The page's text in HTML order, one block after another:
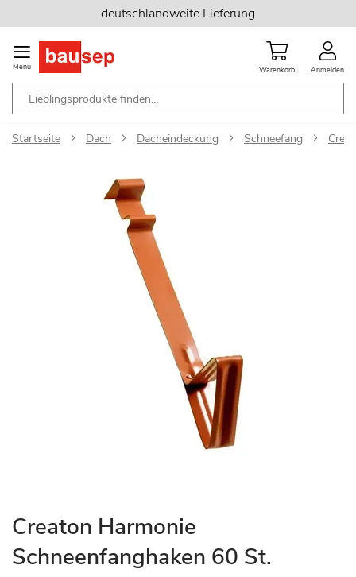
Inhalt
springen
deutschlandweite Lieferung
Menu Warenkorb Anmelden
Startseite Dach Dacheindeckung Schneefang
Zum
Anfang
der
Creaton Harmonie
Schneenfanghaken 60 St.